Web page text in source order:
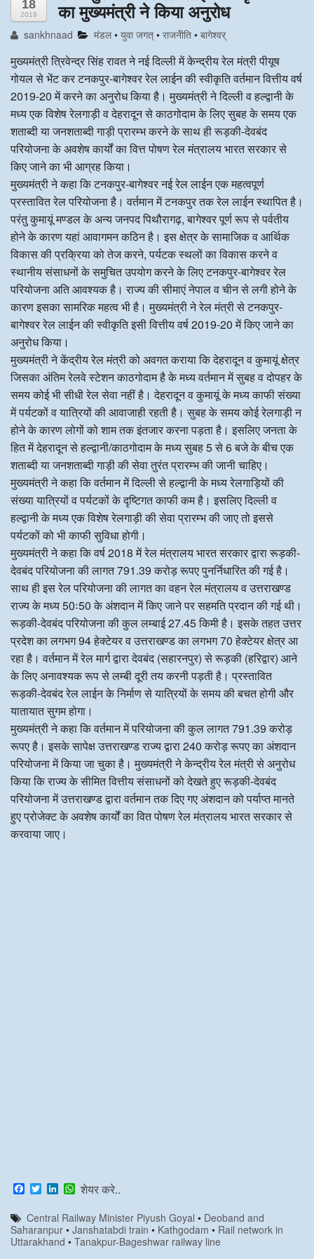
अन्य खबरै
18
2019 का मुख्यमंत्री ने किया अनुरोध
sankhnaad मंडल•युवा जगत् •राजनेीति •बागेश्वर्
मुख्यमंत्री त्रिवेन्द्र सिंह रावत ने नई दिल्ली में केन्द्रीय रेल मंत्री पीयूष
गोयल से भेंट कर टनकपुर-बागेश्वर रेल लाईन की स्वीकृति वर्तमान वित्तीय वर्ष
2019-20 में करने का अनुरोध किया है। मुख्यमंत्री ने दिल्ली व हल्द्वानी के
मध्य एक विशेष रेलगाड़ी व देहरादून से काठगोदाम के लिए सुबह के समय एक
शताब्दी या जनशताब्दी गाड़ी प्रारम्भ करने के साथ ही रूड़की-देवबंद
परियोजना के अवशेष कार्यों का वित्त पोषण रेल मंत्रालय भारत सरकार से
किए जाने का भी आग्रह किया।
मुख्यमंत्री ने कहा कि टनकपुर-बागेश्वर नई रेल लाईन एक महत्वपूर्ण
प्रस्तावित रेल परियोजना है। वर्तमान में टनकपुर तक रेल लाईन स्थापित है।
परंतु कुमायूं मण्डल के अन्य जनपद पिथौरागढ़, बागेश्वर पूर्ण रूप से पर्वतीय
होने के कारण यहां आवागमन कठिन है। इस क्षेत्र के सामाजिक व आर्थिक
विकास की प्रक्रिया को तेज करने, पर्यटक स्थलों का विकास करने व
स्थानीय संसाधनों के समुचित उपयोग करने के लिए टनकपुर-बागेश्वर रेल
परियोजना अति आवश्यक है। राज्य की सीमाएं नेपाल व चीन से लगी होने के
कारण इसका सामरिक महत्व भी है। मुख्यमंत्री ने रेल मंत्री से टनकपुर-
बागेश्वर रेल लाईन की स्वीकृति इसी वित्तीय वर्ष 2019-20 में किए जाने का
अनुरोध किया।
मुख्यमंत्री ने केंद्रीय रेल मंत्री को अवगत कराया कि देहरादून व कुमायूं क्षेत्र
जिसका अंतिम रेलवे स्टेशन काठगोदाम है के मध्य वर्तमान में सुबह व दोपहर के
समय कोई भी सीधी रेल सेवा नहीं है। देहरादून व कुमायूं के मध्य काफी संख्या
में पर्यटकों व यात्रियों की आवाजाही रहती है। सुबह के समय कोई रेलगाड़ी न
होने के कारण लोगों को शाम तक इंतजार करना पड़ता है। इसलिए जनता के
हित में देहरादून से हल्द्वानी/काठगोदाम के मध्य सुबह 5 से 6 बजे के बीच एक
शताब्दी या जनशताब्दी गाड़ी की सेवा तुरंत प्रारम्भ की जानी चाहिए।
मुख्यमंत्री ने कहा कि वर्तमान में दिल्ली से हल्द्वानी के मध्य रेलगाड़ियों की
संख्या यात्रियों व पर्यटकों के दृष्टिगत काफी कम है। इसलिए दिल्ली व
हल्द्वानी के मध्य एक विशेष रेलगाड़ी की सेवा प्रारम्भ की जाए तो इससे
पर्यटकों को भी काफी सुविधा होगी।
मुख्यमंत्री ने कहा कि वर्ष 2018 में रेल मंत्रालय भारत सरकार द्वारा रूड़की-
देवबंद परियोजना की लागत 791.39 करोड़ रूपए पुनर्निधारित की गई है।
साथ ही इस रेल परियोजना की लागत का वहन रेल मंत्रालय व उत्तराखण्ड
राज्य के मध्य 50ः50 के अंशदान में किए जाने पर सहमति प्रदान की गई थी।
रूड़की-देवबंद परियोजना की कुल लम्बाई 27.45 किमी है। इसके तहत उत्तर
प्रदेश का लगभग 94 हेक्टेयर व उत्तराखण्ड का लगभग 70 हेक्टेयर क्षेत्र आ
रहा है। वर्तमान में रेल मार्ग द्वारा देवबंद (सहारनपुर) से रूड़की (हरिद्वार) आने
के लिए अनावश्यक रूप से लम्बी दूरी तय करनी पड़ती है। प्रस्तावित
रूड़की-देवबंद रेल लाईन के निर्माण से यात्रियों के समय की बचत होगी और
यातायात सुगम होगा।
मुख्यमंत्री ने कहा कि वर्तमान में परियोजना की कुल लागत 791.39 करोड़
रूपए है। इसके सापेक्ष उत्तराखण्ड राज्य द्वारा 240 करोड़ रूपए का अंशदान
परियोजना में किया जा चुका है। मुख्यमंत्री ने केन्द्रीय रेल मंत्री से अनुरोध
किया कि राज्य के सीमित वित्तीय संसाधनों को देखते हुए रूड़की-देवबंद
परियोजना में उत्तराखण्ड द्वारा वर्तमान तक दिए गए अंशदान को पर्याप्त मानते
हुए प्रोजेक्ट के अवशेष कार्यों का वित पोषण रेल मंत्रालय भारत सरकार से
करवाया जाए।
F
a
c
e
b
o
T
w
t
t
e
L
n
k
e
d
W
a
t
s
A
शेयर करे..
Central Railway Minister Piyush Goyal • Deoband and
Saharanpur • Janshatabdi train • Kathgodam • Rail network in
Uttarakhand • Tanakpur-Bageshwar railway line